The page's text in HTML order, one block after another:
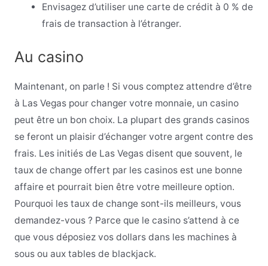
Envisagez d’utiliser une carte de crédit à 0 % de
frais de transaction à l’étranger.
Au casino
Maintenant, on parle ! Si vous comptez attendre d’être
à Las Vegas pour changer votre monnaie, un casino
peut être un bon choix. La plupart des grands casinos
se feront un plaisir d’échanger votre argent contre des
frais. Les initiés de Las Vegas disent que souvent, le
taux de change offert par les casinos est une bonne
affaire et pourrait bien être votre meilleure option.
Pourquoi les taux de change sont-ils meilleurs, vous
demandez-vous ? Parce que le casino s’attend à ce
que vous déposiez vos dollars dans les machines à
sous ou aux tables de blackjack.